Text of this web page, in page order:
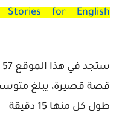
Stories for English
ستجد في هذا الموقع 57
قصة قصيرة، يبلغ
طول كل منها 15 دقيقة